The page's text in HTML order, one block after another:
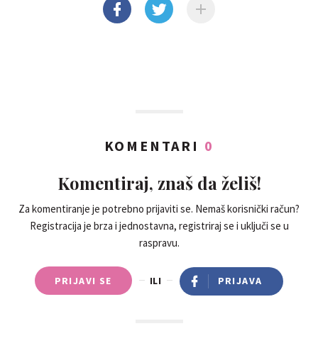
KOMENTARI 0
Komentiraj, znaš da želiš!
Za komentiranje je potrebno prijaviti se. Nemaš korisnički račun?
Registracija je brza i jednostavna, registriraj se i uključi se u
raspravu.
PRIJAVI SE ILI PRIJAVA